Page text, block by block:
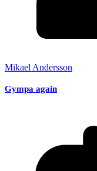
Mikael Andersson
Gympa again